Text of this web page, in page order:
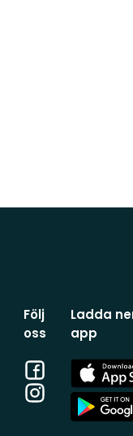
Följ
oss
Facebook
Instagram
Ladda
app
App
Store
App
Store